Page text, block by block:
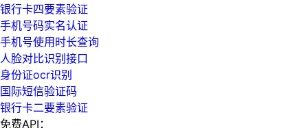
银行卡四要素验证
手机号码实名认证
手机号使用时长查询
人脸对比识别接口
身份证ocr识别
国际短信验证码
银行卡二要素验证
免费API：